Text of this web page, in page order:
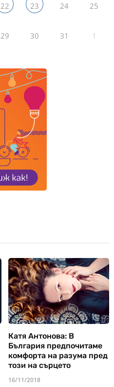
22 23 24 25
29 30 31 1
Катя Антонова: В
България предпочитаме
комфорта на разума пред
този на сърцето
16/11/2018